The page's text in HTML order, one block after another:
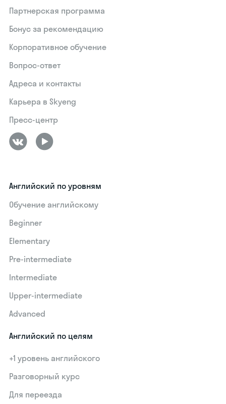
Партнерская программа
Бонус за рекомендацию
Корпоративное обучение
Вопрос-ответ
Адреса и контакты
Карьера в Skyeng
Пресс-центр
Английский по уровням
Обучение английскому
Beginner
Elementary
Pre-intermediate
Intermediate
Upper-intermediate
Advanced
Английский по целям
+1 уровень английского
Разговорный курс
Для переезда